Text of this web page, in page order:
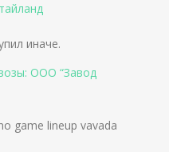
иначе.
ООО “Завод
game lineup vavada